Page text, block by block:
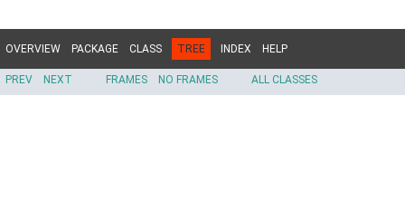
OVERVIEW PACKAGE CLASS TREE INDEX HELP
PREV NEXT FRAMES NO FRAMES ALL CLASSES